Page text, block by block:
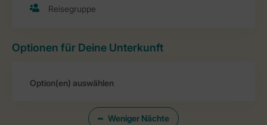
Optionen für Deine Unterkunft
Weniger Nächte